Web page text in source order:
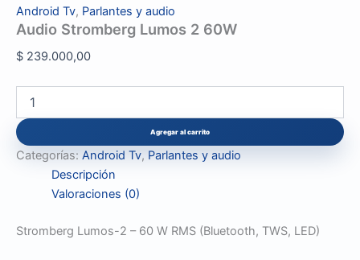
Android Tv, Parlantes y audio
Audio Stromberg Lumos 2 60W
$ 239.000,00
Stromberg
Lumos
2
60W
cantidad
Agregar al carrito
Categorías: Android Tv, Parlantes y audio
Descripción
Valoraciones (0)
Stromberg Lumos-2 – 60 W RMS (Bluetooth, TWS, LED)